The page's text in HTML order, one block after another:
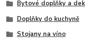
Bytové doplňky a
Doplňky do kuchyně
Stojany na víno